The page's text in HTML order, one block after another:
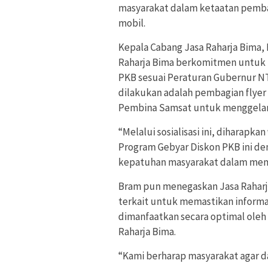
masyarakat dalam ketaatan
mobil.
Kepala Cabang Jasa Raharja
Raharja Bima berkomitmen
PKB sesuai Peraturan Gubernur
dilakukan adalah pembagian
Pembina Samsat untuk
“Melalui sosialisasi ini,
Program Gebyar Diskon PKB ini
kepatuhan masyarakat dalam
Bram pun menegaskan Jasa
terkait untuk memastikan
dimanfaatkan secara optimal
Raharja Bima.
“Kami berharap masyarakat agar